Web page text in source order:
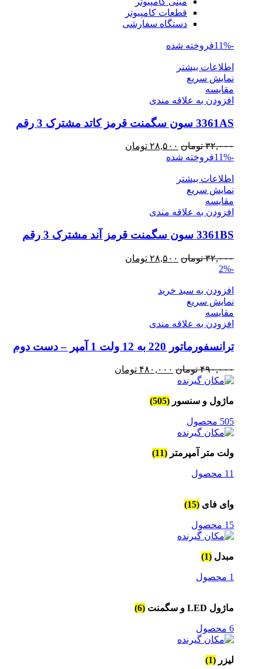
قطعات کامپیوتر
دستگاه سفارشی
-11% فروخته شده
اطلاعات بیشتر
نمایش سریع
مقايسه
افزودن به علاقه مندی
3361AS سون سگمنت قرمز کاتد مشترک 3 رقم
۳۲,۰۰۰ تومان قیمت
اصلی
۲۸,۵۰۰ تومان
-11% فروخته شده
اطلاعات بیشتر
نمایش سریع
مقايسه
افزودن به علاقه مندی
3361BS سون سگمنت قرمز آند مشترک 3 رقم
۳۲,۰۰۰ تومان قیمت
بود.
۲۸,۵۰۰ تومان
-2%
افزودن به سبد خرید
نمایش سریع
مقايسه
افزودن به علاقه مندی
ترانسفورماتور 220 به 12 ولت 1 آمپر – دست دوم
۴۹۰,۰۰۰ تومان قیمت
بود.
۴۸۰,۰۰۰ تومان
ماژول و سنسور (505)
505 محصول
ولت متر آمپرمتر (11)
11 محصول
وای فای (15)
15 محصول
مبدل (1)
1 محصول
ماژول LED و سگمنت (6)
6 محصول
لیزر (1)